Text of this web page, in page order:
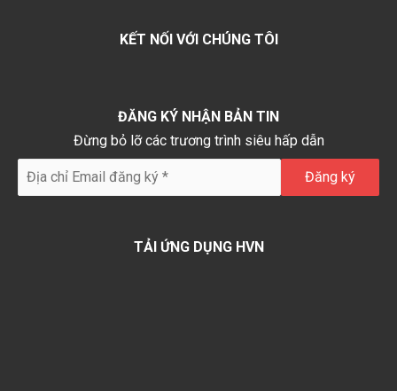
KẾT NỐI VỚI CHÚNG TÔI
ĐĂNG KÝ NHẬN BẢN TIN
Đừng bỏ lỡ các trương trình siêu hấp dẫn
TẢI ỨNG DỤNG HVN